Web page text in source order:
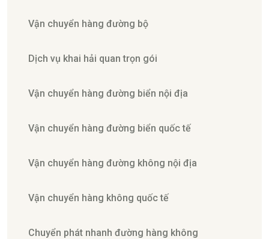
Vận chuyển hàng đường bộ
Dịch vụ khai hải quan trọn gói
Vận chuyển hàng đường biển nội địa
Vận chuyển hàng đường biển quốc tế
Vận chuyển hàng đường không nội địa
Vận chuyển hàng không quốc tế
Chuyển phát nhanh đường hàng không